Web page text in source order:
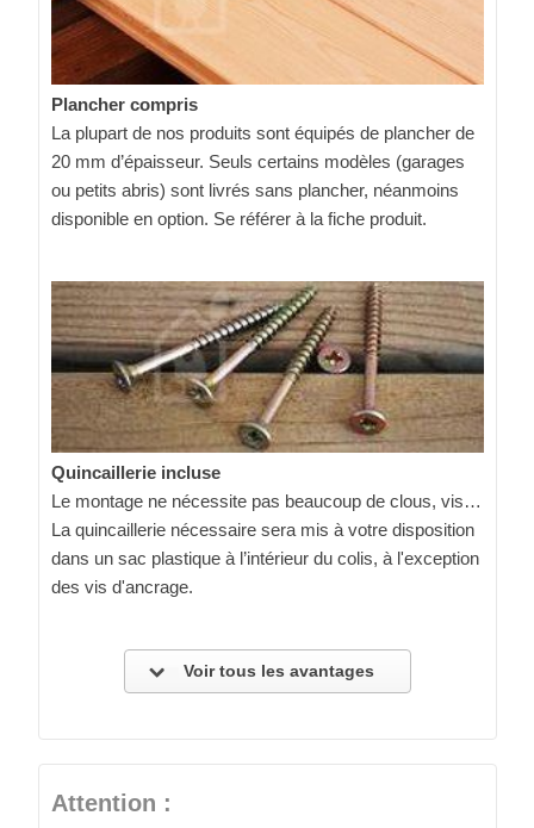
Plancher compris
La plupart de nos produits sont équipés de plancher de
20 mm d’épaisseur. Seuls certains modèles (garages
ou petits abris) sont livrés sans plancher, néanmoins
disponible en option. Se référer à la fiche produit.
Quincaillerie incluse
Le montage ne nécessite pas beaucoup de clous, vis…
La quincaillerie nécessaire sera mis à votre disposition
dans un sac plastique à l’intérieur du colis, à l'exception
des vis d'ancrage.
Voir tous les avantages
Attention :